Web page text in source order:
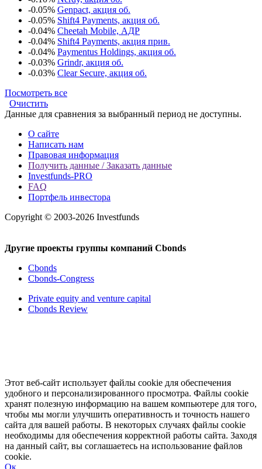
-0.05% Genpact, акция об.
-0.05% Shift4 Payments, акция об.
-0.04% Cheetah Mobile, АДР
-0.04% Shift4 Payments, акция прив.
-0.04% Paymentus Holdings, акция об.
-0.03% Grindr, акция об.
-0.03% Clear Secure, акция об.
Посмотреть все
Очистить
Данные для сравнения за выбранный период не доступны.
О сайте
Написать нам
Правовая информация
Получить данные / Заказать данные
Investfunds-PRO
FAQ
Портфель инвестора
Copyright © 2003-2026 Investfunds
Другие проекты группы компаний Cbonds
Cbonds
Cbonds-Congress
Private equity and venture capital
Cbonds Review
Этот веб-сайт использует файлы cookie для обеспечения
удобного и персонализированного просмотра. Файлы cookie
хранят полезную информацию на вашем компьютере для того,
чтобы мы могли улучшить оперативность и точность нашего
сайта для вашей работы. В некоторых случаях файлы cookie
необходимы для обеспечения корректной работы сайта. Заходя
на данный сайт, вы соглашаетесь на использование файлов
cookie.